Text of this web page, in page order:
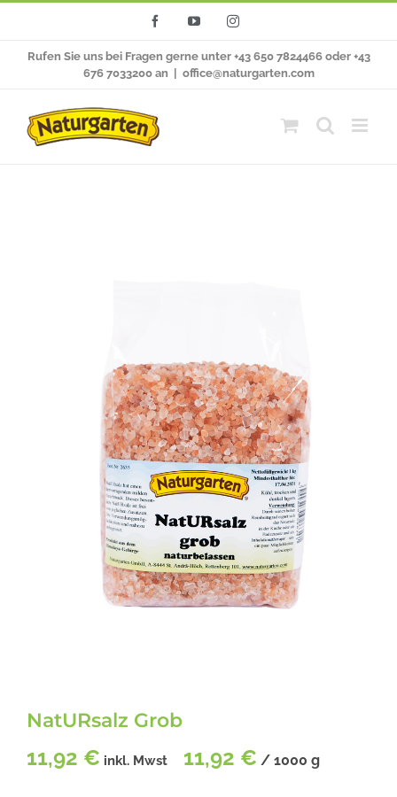
FacebookYouTubeInstagram
Rufen Sie uns bei Fragen gerne unter +43 650 7824466 oder +43
676 7033200 an
office@naturgarten.com
NatURsalz Grob
11,92 € inkl. Mwst 11,92 € / 1000 g